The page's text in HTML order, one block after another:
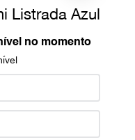
Listrada Azul
no momento